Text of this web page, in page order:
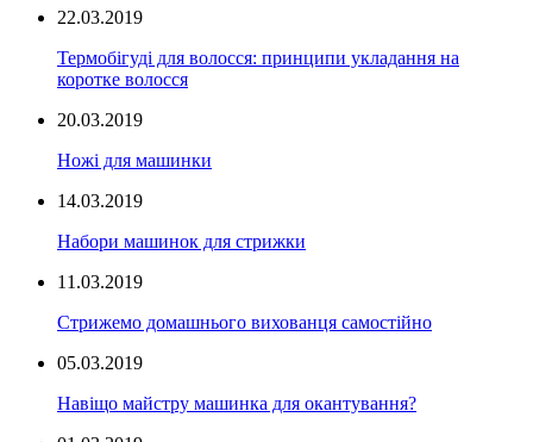
22.03.2019
Термобігуді для волосся: принципи укладання на
коротке волосся
20.03.2019
Ножі для машинки
14.03.2019
Набори машинок для стрижки
11.03.2019
Стрижемо домашнього вихованця самостійно
05.03.2019
Навіщо майстру машинка для окантування?